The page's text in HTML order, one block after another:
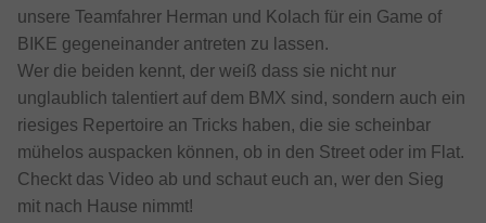
unsere Teamfahrer Herman und Kolach für ein Game of
BIKE gegeneinander antreten zu lassen.
Wer die beiden kennt, der weiß dass sie nicht nur
unglaublich talentiert auf dem BMX sind, sondern auch ein
riesiges Repertoire an Tricks haben, die sie scheinbar
mühelos auspacken können, ob in den Street oder im Flat.
Checkt das Video ab und schaut euch an, wer den Sieg
mit nach Hause nimmt!